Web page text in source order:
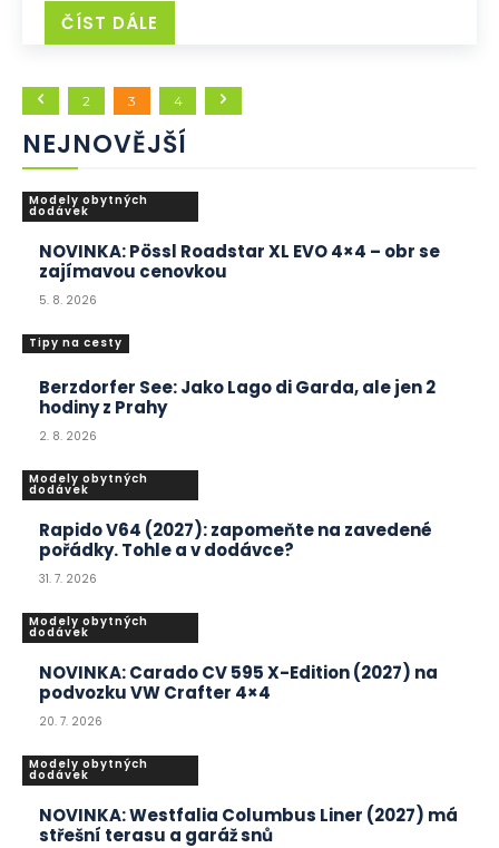
ČÍST DÁLE
2 3 4
NEJNOVĚJŠÍ
Modely obytných
dodávek
NOVINKA: Pössl Roadstar XL EVO 4×4 – obr se
zajímavou cenovkou
5. 8. 2026
Tipy na cesty
Berzdorfer See: Jako Lago di Garda, ale jen 2
hodiny z Prahy
2. 8. 2026
Modely obytných
dodávek
Rapido V64 (2027): zapomeňte na zavedené
pořádky. Tohle a v dodávce?
31. 7. 2026
Modely obytných
dodávek
NOVINKA: Carado CV 595 X-Edition (2027) na
podvozku VW Crafter 4×4
20. 7. 2026
Modely obytných
dodávek
NOVINKA: Westfalia Columbus Liner (2027) má
střešní terasu a garáž snů